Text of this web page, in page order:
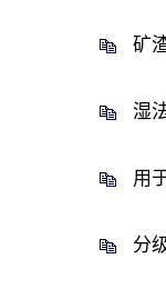
矿
湿
用
分